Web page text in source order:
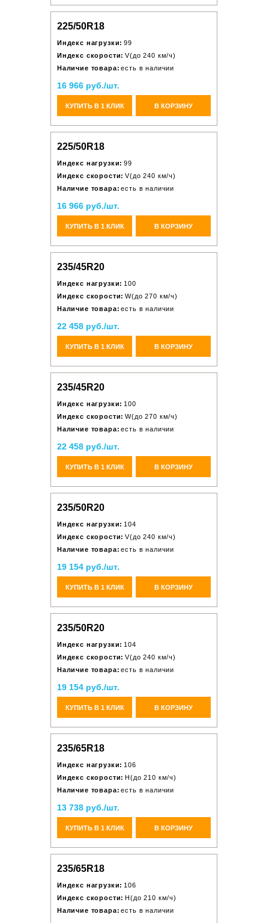
225/50R18
Индекс нагрузки: 99
Индекс скорости: V(до 240 км/ч)
Наличие товара: есть в наличии
16 966 руб./шт.
КУПИТЬ В 1 КЛИК В КОРЗИНУ
225/50R18
Индекс нагрузки: 99
Индекс скорости: V(до 240 км/ч)
Наличие товара: есть в наличии
16 966 руб./шт.
КУПИТЬ В 1 КЛИК В КОРЗИНУ
235/45R20
Индекс нагрузки: 100
Индекс скорости: W(до 270 км/ч)
Наличие товара: есть в наличии
22 458 руб./шт.
КУПИТЬ В 1 КЛИК В КОРЗИНУ
235/45R20
Индекс нагрузки: 100
Индекс скорости: W(до 270 км/ч)
Наличие товара: есть в наличии
22 458 руб./шт.
КУПИТЬ В 1 КЛИК В КОРЗИНУ
235/50R20
Индекс нагрузки: 104
Индекс скорости: V(до 240 км/ч)
Наличие товара: есть в наличии
19 154 руб./шт.
КУПИТЬ В 1 КЛИК В КОРЗИНУ
235/50R20
Индекс нагрузки: 104
Индекс скорости: V(до 240 км/ч)
Наличие товара: есть в наличии
19 154 руб./шт.
КУПИТЬ В 1 КЛИК В КОРЗИНУ
235/65R18
Индекс нагрузки: 106
Индекс скорости: H(до 210 км/ч)
Наличие товара: есть в наличии
13 738 руб./шт.
КУПИТЬ В 1 КЛИК В КОРЗИНУ
235/65R18
Индекс нагрузки: 106
Индекс скорости: H(до 210 км/ч)
Наличие товара: есть в наличии